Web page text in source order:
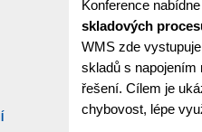
Konference
skladových
WMS zde
skladů s napojením
řešení. Cílem je
chybovost, lépe